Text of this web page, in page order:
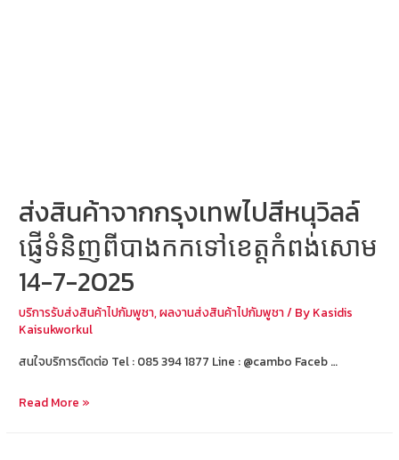
ส่งสินค้าจากกรุงเทพไปสีหนุวิลล์
ផ្ញើទំនិញពីបាងកកទៅខេត្តកំពង់សោម
14-7-2025
บริการรับส่งสินค้าไปกัมพูชา,ผลงานส่งสินค้าไปกัมพูชา/ By Kasidis
Kaisukworkul
สนใจบริการติดต่อ Tel : 085 394 1877 Line : @cambo Faceb …
ส่ง
Read More »